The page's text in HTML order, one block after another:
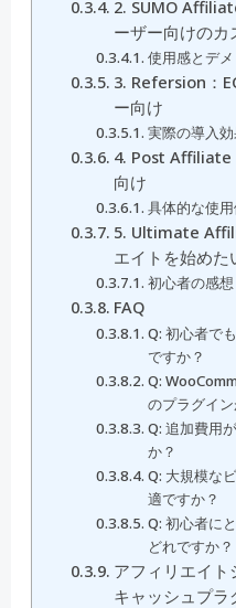
2. SUMO
ーザー向けのカ
使用感とデ
3. Refersion：
ー向け
実際の導入
4. Post Affiliate
向け
具体的な使
5. Ultimate
エイトを始めた
初心者の感想
FAQ
Q: 初心者で
ですか？
Q:
のプラグイ
Q: 追加費用
か？
Q: 大規模な
適ですか？
Q: 初心者に
どれですか？
アフィリエイト
キャッシュプラ